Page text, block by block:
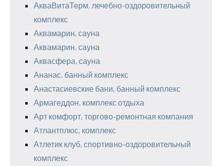
АкваВитаТерм, лечебно-оздоровительный
комплекс
Аквамарин, сауна
Аквамарин, сауна
Аквасфера, сауна
Ананас, банный комплекс
Анастасиевские бани, банный комплекс
Армагеддон, комплекс отдыха
Арт комфорт, торгово-ремонтная компания
Атлантплюс, комплекс
Атлетик клуб, спортивно-оздоровительный
комплекс